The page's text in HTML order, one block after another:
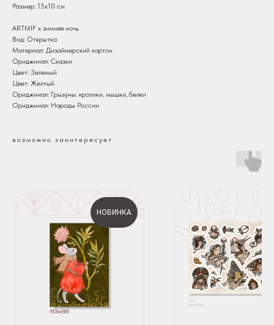
Размер: 15х10 см
ARTMIF х зимняя ночь
Вид: Открытка
Материал: Дизайнерский картон
Ориджинал: Сказки
Цвет: Зеленый
Цвет: Желтый
Ориджинал: Грызуны: кролики, мышки, белки
Ориджинал: Народы России
возможно заинтересует
НОВИНКА